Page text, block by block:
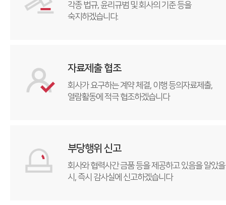
각종 법규, 윤리규범 및 회사의 기준 등을
숙지하겠습니다.
자료제출 협조
회사가 요구하는 계약 체결, 이행 등의자료제출,
열람활동에 적극 협조하겠습니다
부당행위 신고
회사와 협력사간 금품 등을제공하고 있음을 알았을
시,즉시 감사실에 신고하겠습니다